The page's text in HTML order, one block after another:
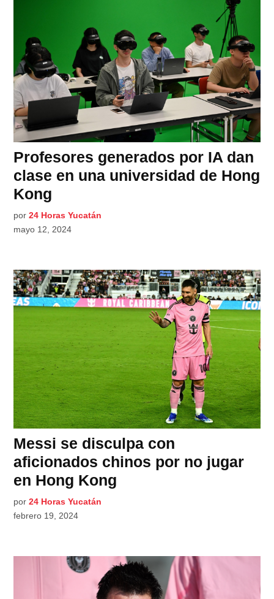
Profesores generados por IA dan
clase en una universidad de Hong
Kong
por 24 Horas Yucatán
mayo 12, 2024
Messi se disculpa con
aficionados chinos por no jugar
en Hong Kong
por 24 Horas Yucatán
febrero 19, 2024